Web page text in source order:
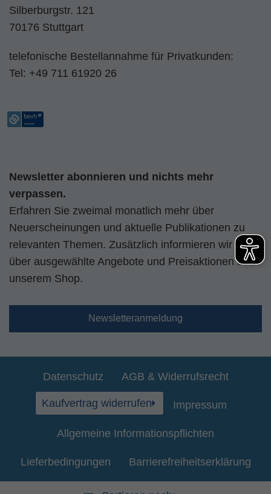
Silberburgstr. 121
70176 Stuttgart
telefonische Bestellannahme für Privatkunden:
Tel: +49 711 61920 26
Newsletter abonnieren und nichts mehr
verpassen.
Erfahren Sie zweimal monatlich mehr über
Neuerscheinungen und aktuelle Publikationen zu
relevanten Themen. Zusätzlich informieren wir Sie
über ausgewählte Angebote und Preisaktionen aus
unserem Shop.
Newsletteranmeldung
Datenschutz AGB & Widerrufsrecht
Kaufvertrag widerrufen Impressum
Allgemeine Informationspflichten
Lieferbedingungen Barrierefreiheitserklärung
Kontakt